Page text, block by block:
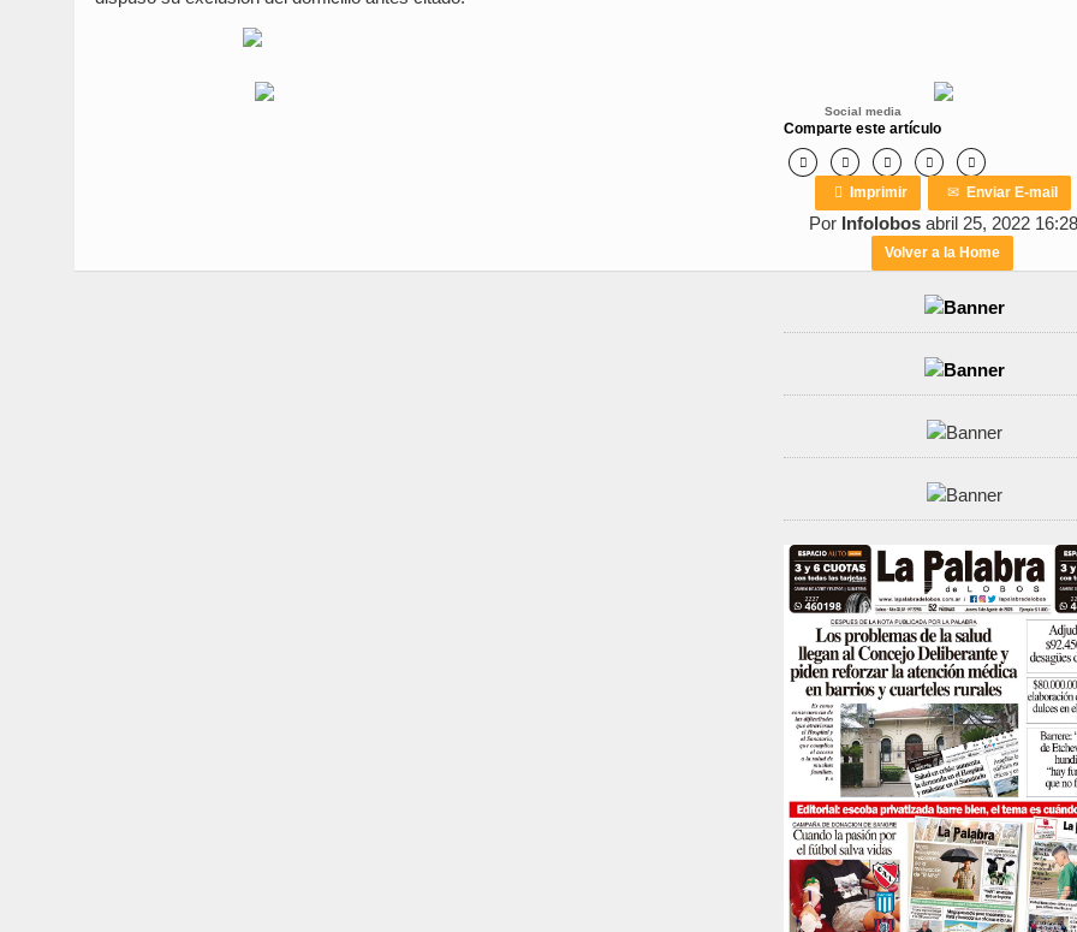
Social media
Comparte este artículo
    
 Imprimir ✉Enviar E-mail
Por Infolobos abril 25, 2022
Volver a la Home